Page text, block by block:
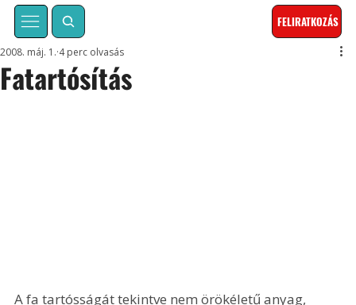
FELIRATKOZÁS
Fatartósítás
2008. máj. 1. 4 perc olvasás
A fa tartósságát tekintve nem örökéletű anyag,